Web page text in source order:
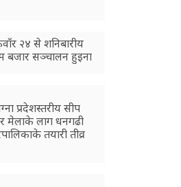
२४ से शनिबारीय
बजार सञ्चालन हुइना
प्रदेशस्तरीय सीप
मेलाके लाग धनगढी
तयारी तीव्र